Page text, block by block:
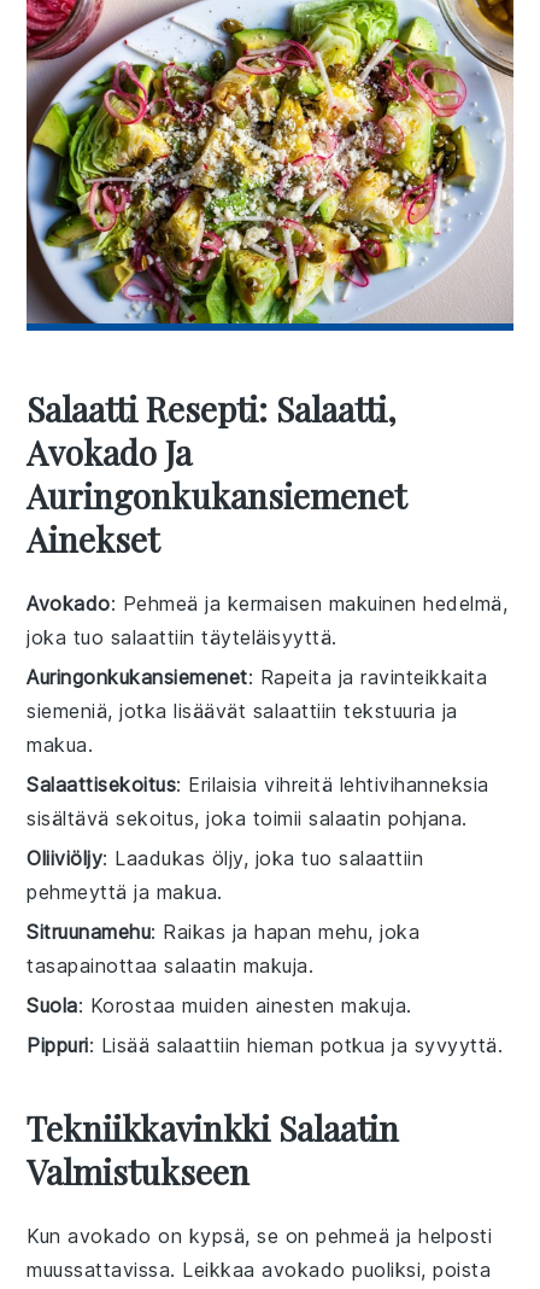
Salaatti Resepti: Salaatti,
Avokado Ja
Auringonkukansiemenet
Ainekset
Avokado: Pehmeä ja kermaisen makuinen hedelmä,
joka tuo salaattiin täyteläisyyttä.
Auringonkukansiemenet: Rapeita ja ravinteikkaita
siemeniä, jotka lisäävät salaattiin tekstuuria ja
makua.
Salaattisekoitus: Erilaisia vihreitä lehtivihanneksia
sisältävä sekoitus, joka toimii salaatin pohjana.
Oliiviöljy: Laadukas öljy, joka tuo salaattiin
pehmeyttä ja makua.
Sitruunamehu: Raikas ja hapan mehu, joka
tasapainottaa salaatin makuja.
Suola: Korostaa muiden ainesten makuja.
Pippuri: Lisää salaattiin hieman potkua ja syvyyttä.
Tekniikkavinkki Salaatin
Valmistukseen
Kunavokado on kypsä, se on pehmeä ja helposti
muussattavissa. Leikkaa avokado puoliksi, poista